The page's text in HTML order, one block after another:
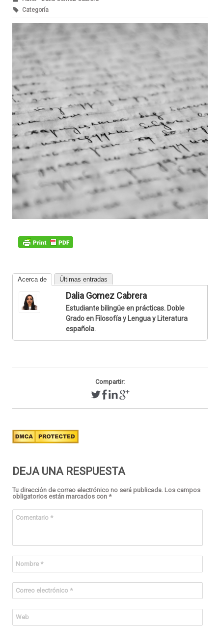
Categoría
Acerca de Últimas entradas
Dalia Gomez Cabrera
Estudiante bilingüe en prácticas. Doble
Grado en Filosofía y Lengua y Literatura
española.
Compartir:
DEJA UNA RESPUESTA
Tu dirección de correo electrónico no será publicada. Los campos
obligatorios están marcados con *
Comentario *
Nombre *
Correo electrónico *
Web